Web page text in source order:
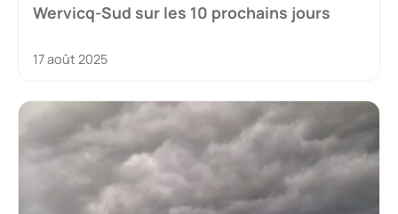
Wervicq-Sud sur les 10 prochains jours
17 août 2025